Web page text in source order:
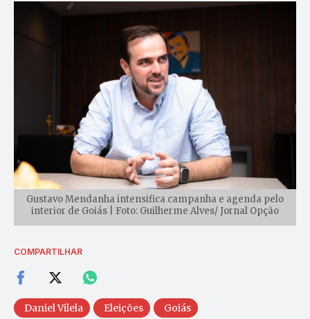
Gustavo Mendanha intensifica campanha e agenda pelo
interior de Goiás | Foto: Guilherme Alves/ Jornal Opção
COMPARTILHAR
Daniel Vilela Eleições
Goiás